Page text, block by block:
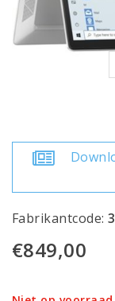
Fabrikantcode:
€849,00